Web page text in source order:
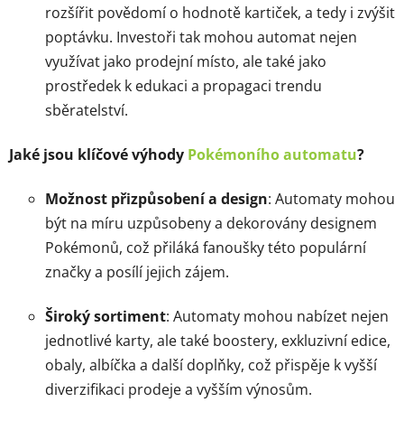
rozšířit povědomí o hodnotě kartiček, a tedy i zvýšit
poptávku. Investoři tak mohou automat nejen
využívat jako prodejní místo, ale také jako
prostředek k edukaci a propagaci trendu
sběratelství.
Jaké jsou klíčové výhody Pokémoního automatu?
Možnost přizpůsobení a design: Automaty mohou
být na míru uzpůsobeny a dekorovány designem
Pokémonů, což přiláká fanoušky této populární
značky a posílí jejich zájem.
Široký sortiment: Automaty mohou nabízet nejen
jednotlivé karty, ale také boostery, exkluzivní edice,
obaly, albíčka a další doplňky, což přispěje k vyšší
diverzifikaci prodeje a vyšším výnosům.